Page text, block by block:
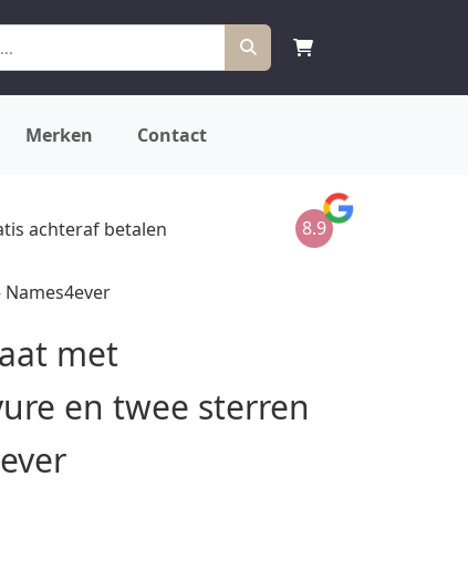
Merken Contact
achteraf betalen 8.9
met
en twee sterren